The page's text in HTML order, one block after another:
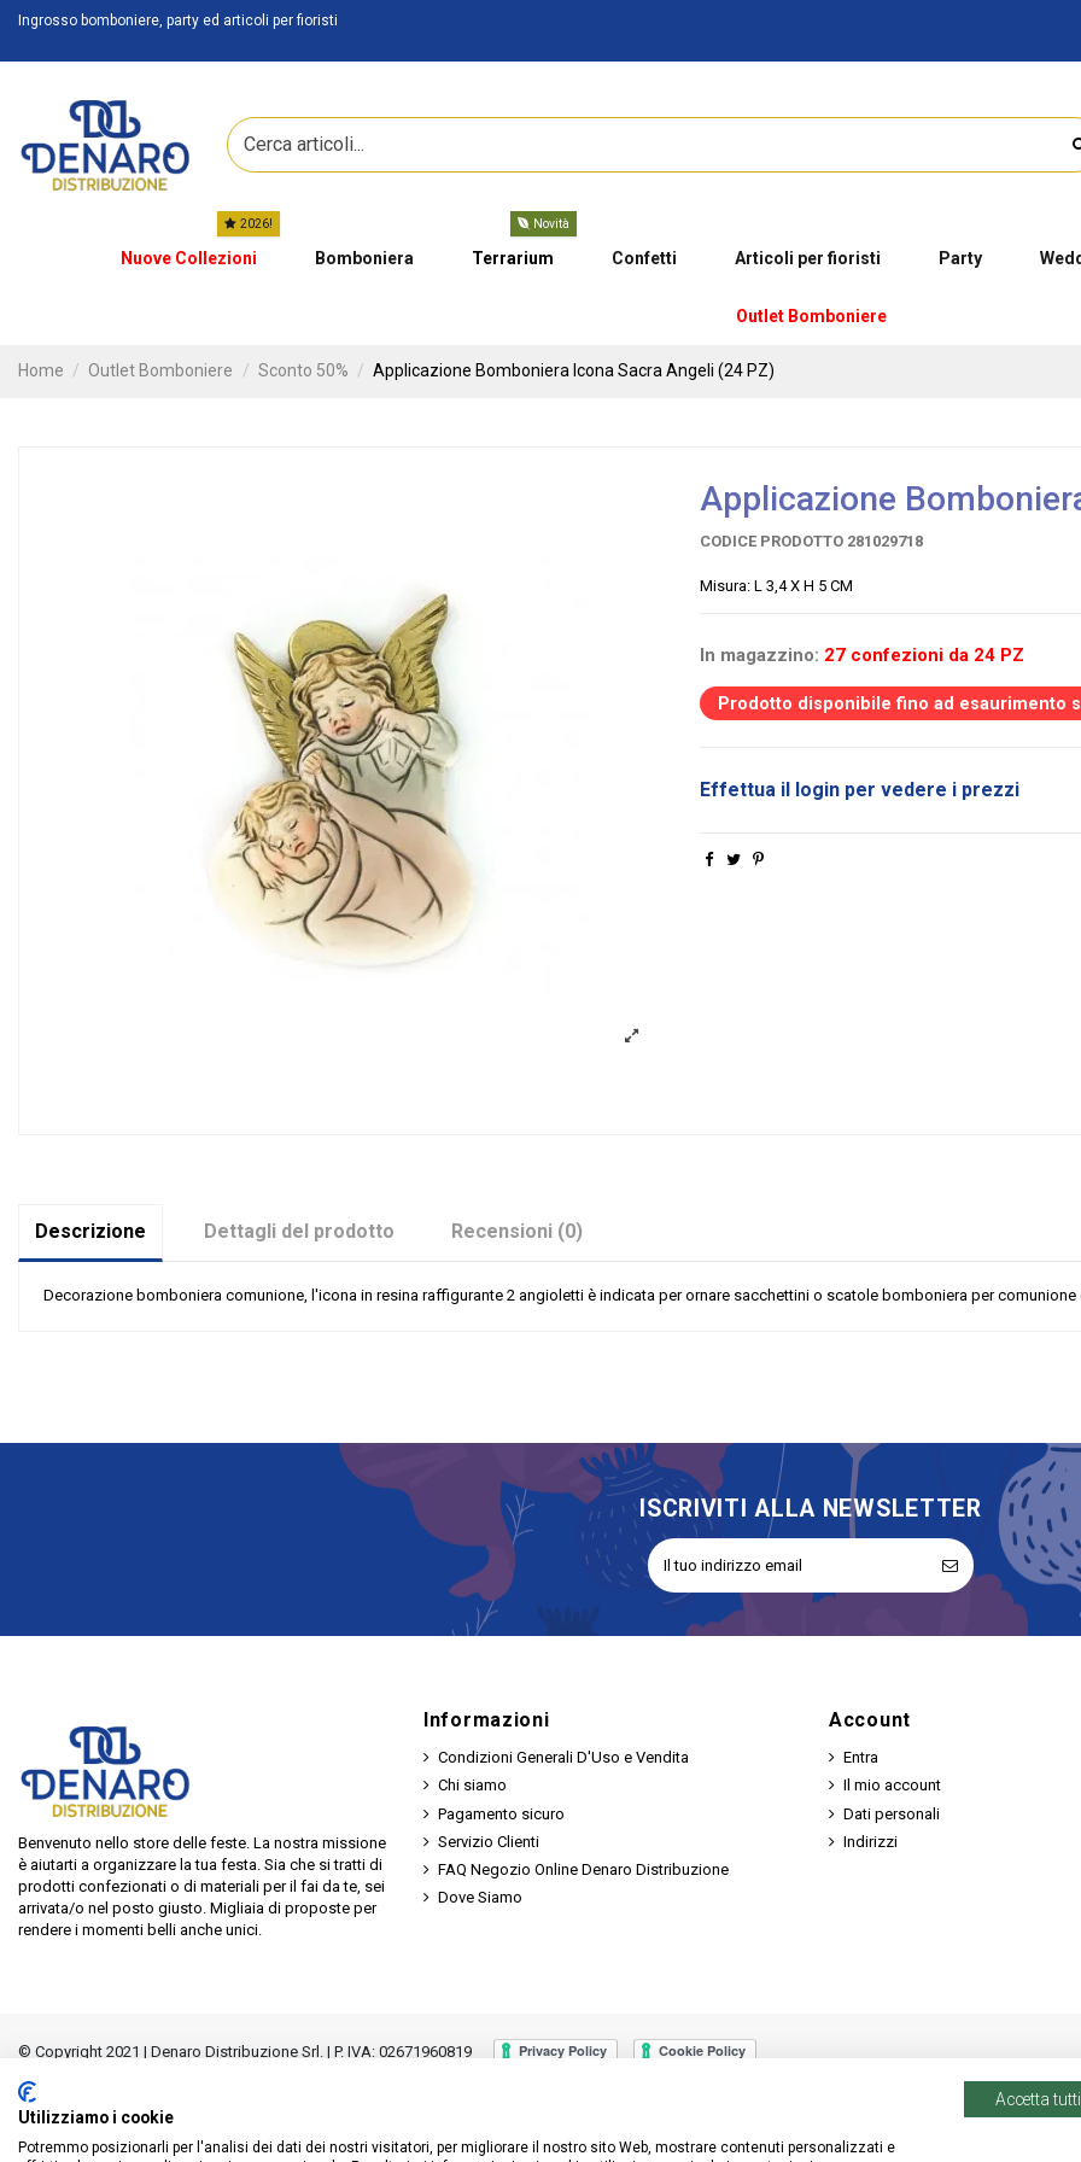
Ingrosso bomboniere, party ed articoli per fioristi
Nuove Collezioni
2026!
Bomboniera Terrarium
Novità
Confetti Articoli per fioristi Party
Outlet Bomboniere
Home Outlet Bomboniere Sconto 50% Applicazione Bomboniera Icona Sacra Angeli (24 PZ)
Applicazione
CODICE PRODOTTO 281029718
Misura: L 3,4 X H 5 CM
In magazzino: 27 confezioni da 24 PZ
Prodotto disponibile fino ad esaurimento
Effettua il login per vedere i prezzi
Descrizione Dettagli del prodotto Recensioni (0)
Decorazione bomboniera comunione, l'icona in resina raffigurante 2 angioletti è indicata per ornare sacchettini o scatole bomboniera per
Cresima
Nascita
Oggetto Decorativo
No
ISCRIVITI ALLA NEWSLETTER
Benvenuto nello store delle feste. La nostra missione
è aiutarti a organizzare la tua festa. Sia che si tratti di
prodotti confezionati o di materiali per il fai da te, sei
arrivata/o nel posto giusto. Migliaia di proposte per
rendere i momenti belli anche unici.
Informazioni
Condizioni Generali D'Uso e Vendita
Chi siamo
Pagamento sicuro
Servizio Clienti
FAQ Negozio Online Denaro Distribuzione
Dove Siamo
Account
Entra
Il mio account
Dati personali
Indirizzi
© Copyright 2021 | Denaro Distribuzione Srl. | P. IVA: 02671960819
Utilizziamo i cookie
Potremmo posizionarli per l'analisi dei dati dei nostri visitatori, per migliorare il nostro sito Web, mostrare contenuti personalizzati e
Accetta